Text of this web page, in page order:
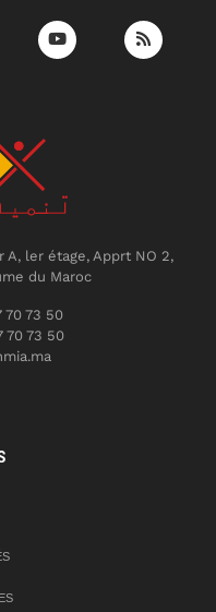
A, ler étage, Apprt NO 2,
du Maroc
70 73 50
70 73 50